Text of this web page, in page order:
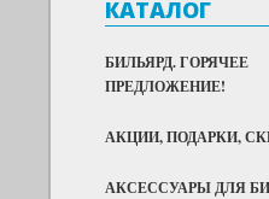
КАТАЛОГ
БИЛЬЯРД. ГОРЯЧЕЕ
ПРЕДЛОЖЕНИЕ!
АКЦИИ, ПОДАРКИ,
АКСЕССУАРЫ ДЛЯ